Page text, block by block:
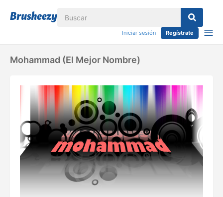
Iniciar sesión Regístrate
Mohammad (el Mejor Nombre)